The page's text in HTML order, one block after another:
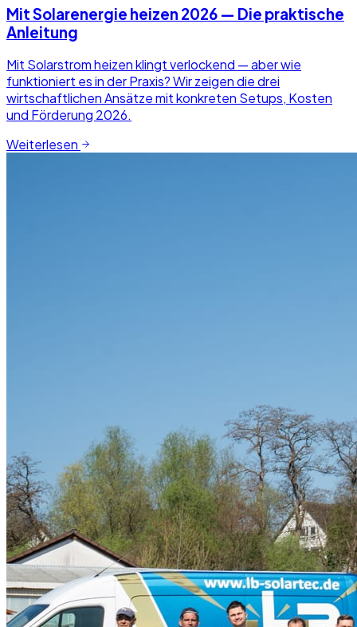
Mit Solarenergie heizen 2026 — Die praktische
Anleitung
Mit Solarstrom heizen klingt verlockend — aber wie
funktioniert es in der Praxis? Wir zeigen die drei
wirtschaftlichen Ansätze mit konkreten Setups, Kosten
und Förderung 2026.
Weiterlesen